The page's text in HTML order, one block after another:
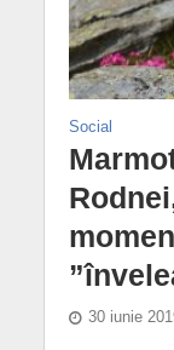
Social
30 iunie